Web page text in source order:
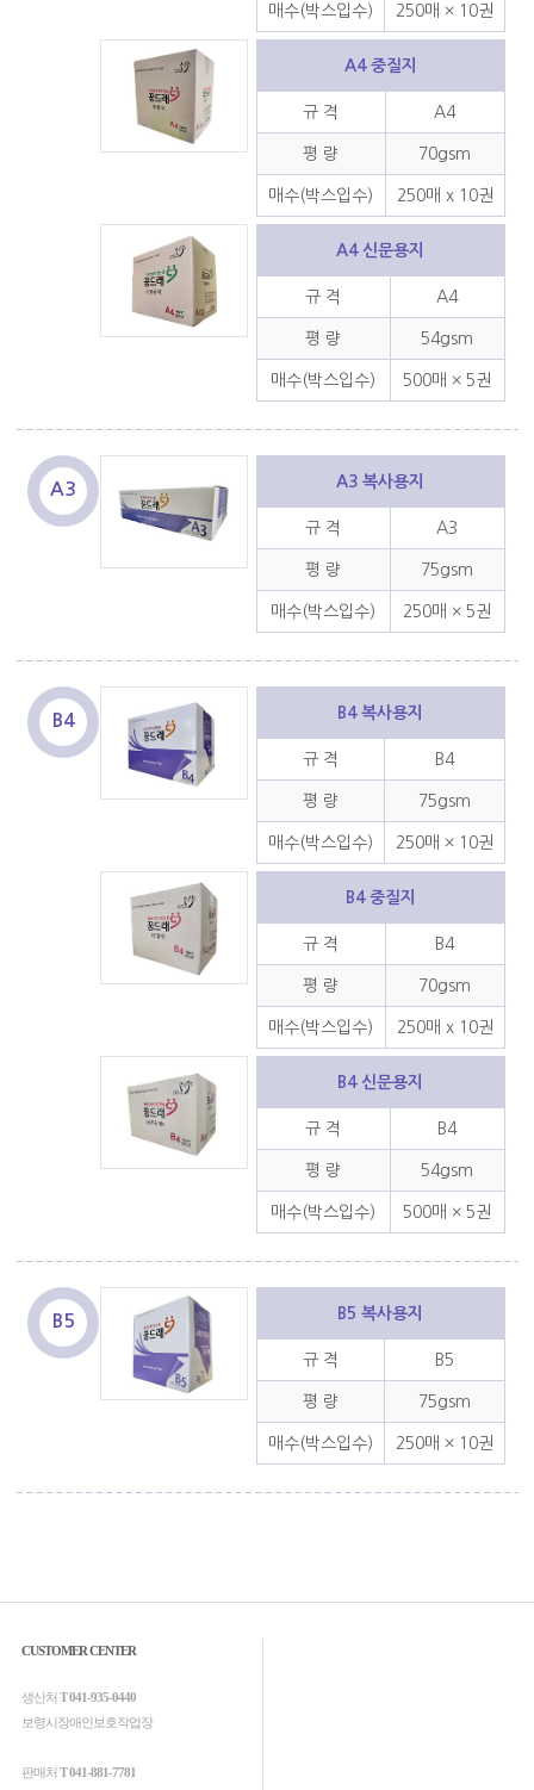
매수(박스입수) 250매 × 10권
A4 중질지
규 격 A4
평 량 70gsm
매수(박스입수) 250매 x 10권
A4 신문용지
규 격 A4
평 량 54gsm
매수(박스입수) 500매 × 5권
A3 A3 복사용지
규 격 A3
평 량 75gsm
매수(박스입수) 250매 × 5권
B4 B4 복사용지
규 격 B4
평 량 75gsm
매수(박스입수) 250매 × 10권
B4 중질지
규 격 B4
평 량 70gsm
매수(박스입수) 250매 x 10권
B4 신문용지
규 격 B4
평 량 54gsm
매수(박스입수) 500매 × 5권
B5 B5 복사용지
규 격 B5
평 량 75gsm
매수(박스입수) 250매 × 10권
CUSTOMER CENTER
생산처 T 041-935-0440
보령시장애인보호작업장
판매처 T 041-881-7781